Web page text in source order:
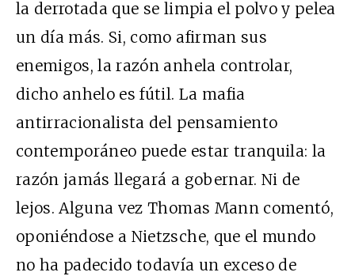
la derrotada que se limpia el polvo y pelea
un día más. Si, como afirman sus
enemigos, la razón anhela controlar,
dicho anhelo es fútil. La mafia
antirracionalista del pensamiento
contemporáneo puede estar tranquila: la
razón jamás llegará a gobernar. Ni de
lejos. Alguna vez Thomas Mann comentó,
oponiéndose a Nietzsche, que el mundo
no ha padecido todavía un exceso de